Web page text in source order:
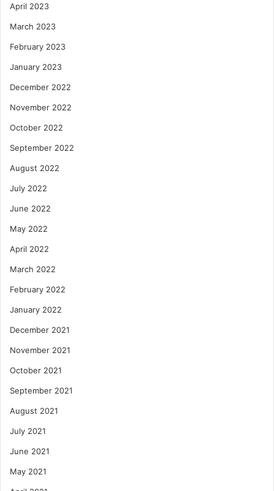
April 2023
March 2023
February 2023
January 2023
December 2022
November 2022
October 2022
September 2022
August 2022
July 2022
June 2022
May 2022
April 2022
March 2022
February 2022
January 2022
December 2021
November 2021
October 2021
September 2021
August 2021
July 2021
June 2021
May 2021